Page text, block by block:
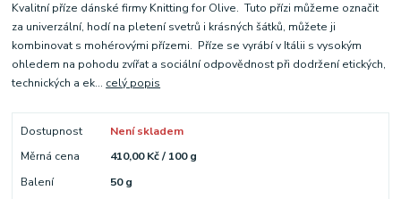
Kvalitní příze dánské firmy Knitting for Olive. Tuto přízi můžeme označit
za univerzální, hodí na pletení svetrů i krásných šátků, můžete ji
kombinovat s mohérovými přízemi. Příze se vyrábí v Itálii s vysokým
ohledem na pohodu zvířat a sociální odpovědnost při dodržení etických,
technických a ek... celý popis
Dostupnost
Není skladem
Měrná cena
410,00 Kč / 100 g
Balení
50 g